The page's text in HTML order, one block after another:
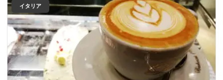
イタリア